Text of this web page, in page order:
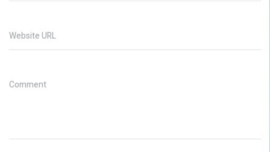
Website URL
Comment